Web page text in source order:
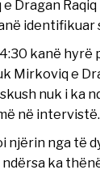
Dragan
identifikuar
kanë
Mirkoviq e
nuk i ka
në intervistë.
nga të
ka